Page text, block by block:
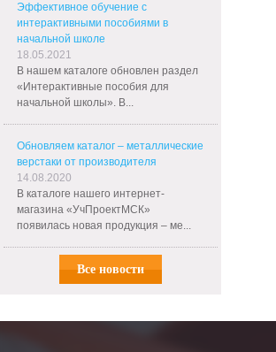
Эффективное обучение с
интерактивными пособиями в
начальной школе
18.05.2021
В нашем каталоге обновлен раздел
«Интерактивные пособия для
начальной школы». В...
Обновляем каталог – металлические
верстаки от производителя
14.08.2020
В каталоге нашего интернет-
магазина «УчПроектМСК»
появилась новая продукция – ме...
Все новости